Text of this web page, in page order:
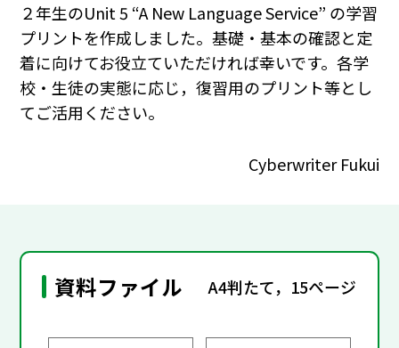
２年生のUnit 5 “A New Language Service” の学習
プリントを作成しました。基礎・基本の確認と定
着に向けてお役立ていただければ幸いです。各学
校・生徒の実態に応じ，復習用のプリント等とし
てご活用ください。
Cyberwriter Fukui
資料ファイル A4判たて，15ページ